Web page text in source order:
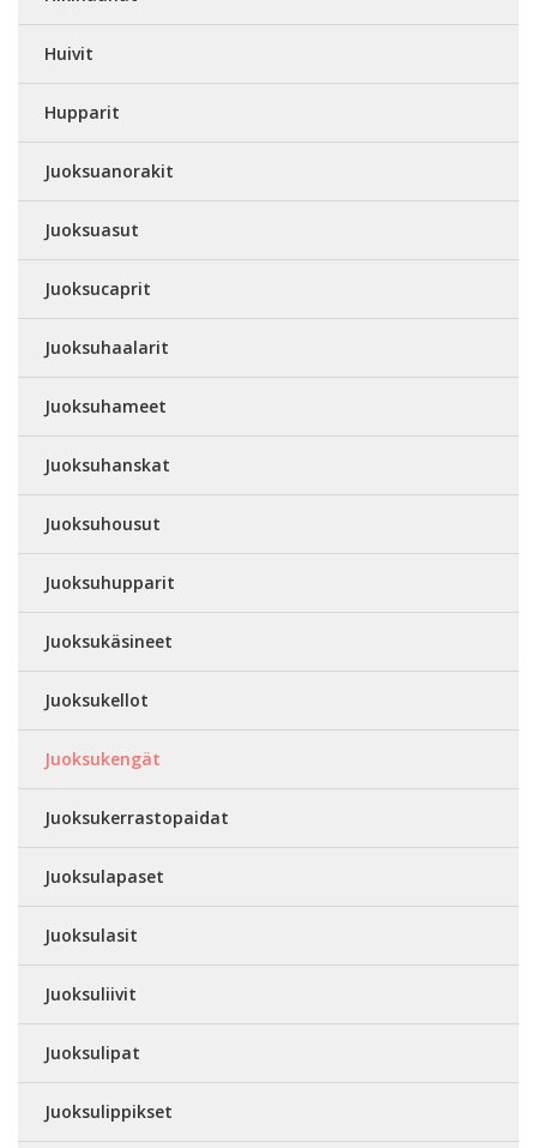
Huivit
Hupparit
Juoksuanorakit
Juoksuasut
Juoksucaprit
Juoksuhaalarit
Juoksuhameet
Juoksuhanskat
Juoksuhousut
Juoksuhupparit
Juoksukäsineet
Juoksukellot
Juoksukengät
Juoksukerrastopaidat
Juoksulapaset
Juoksulasit
Juoksuliivit
Juoksulipat
Juoksulippikset